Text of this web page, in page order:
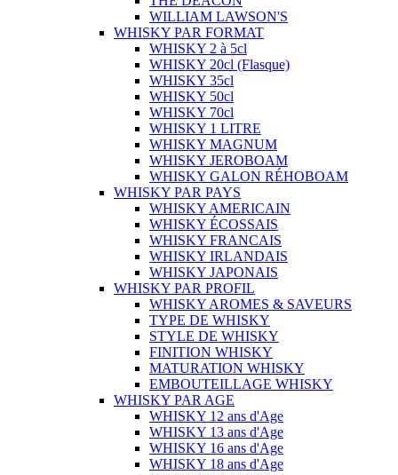
WILLIAM LAWSON'S
WHISKY PAR FORMAT
WHISKY 2 à 5cl
WHISKY 20cl (Flasque)
WHISKY 35cl
WHISKY 50cl
WHISKY 70cl
WHISKY 1 LITRE
WHISKY MAGNUM
WHISKY JEROBOAM
WHISKY GALON RÉHOBOAM
WHISKY PAR PAYS
WHISKY AMERICAIN
WHISKY ÉCOSSAIS
WHISKY FRANCAIS
WHISKY IRLANDAIS
WHISKY JAPONAIS
WHISKY PAR PROFIL
WHISKY AROMES & SAVEURS
TYPE DE WHISKY
STYLE DE WHISKY
FINITION WHISKY
MATURATION WHISKY
EMBOUTEILLAGE WHISKY
WHISKY PAR AGE
WHISKY 12 ans d'Age
WHISKY 13 ans d'Age
WHISKY 16 ans d'Age
WHISKY 18 ans d'Age